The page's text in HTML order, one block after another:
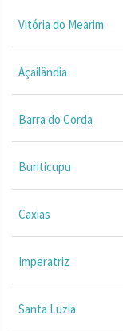
Vitória do Mearim
Açailândia
Barra do Corda
Buriticupu
Caxias
Imperatriz
Santa Luzia